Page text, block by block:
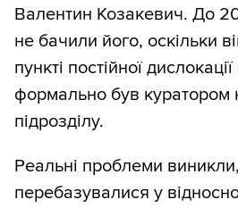
Валентин Козакевич. До
не бачили його, оскільки
пункті постійної
формально був куратором
підрозділу.
Реальні проблеми
перебазувалися у